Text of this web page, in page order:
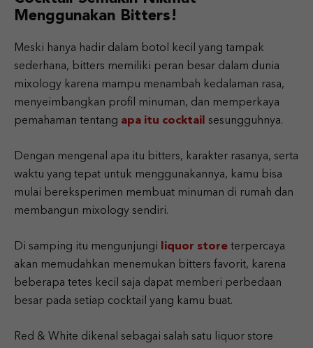
Menggunakan Bitters!
Meski hanya hadir dalam botol kecil yang tampak
sederhana, bitters memiliki peran besar dalam dunia
mixology karena mampu menambah kedalaman rasa,
menyeimbangkan profil minuman, dan memperkaya
pemahaman tentang apa itu cocktail sesungguhnya.
Dengan mengenal apa itu bitters, karakter rasanya, serta
waktu yang tepat untuk menggunakannya, kamu bisa
mulai bereksperimen membuat minuman di rumah dan
membangun mixology sendiri.
Di samping itu mengunjungi liquor store terpercaya
akan memudahkan menemukan bitters favorit, karena
beberapa tetes kecil saja dapat memberi perbedaan
besar pada setiap cocktail yang kamu buat.
Red & White dikenal sebagai salah satu liquor store